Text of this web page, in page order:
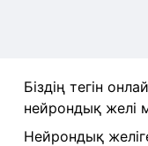
Біздің тегін
нейрондық желі
Нейрондық